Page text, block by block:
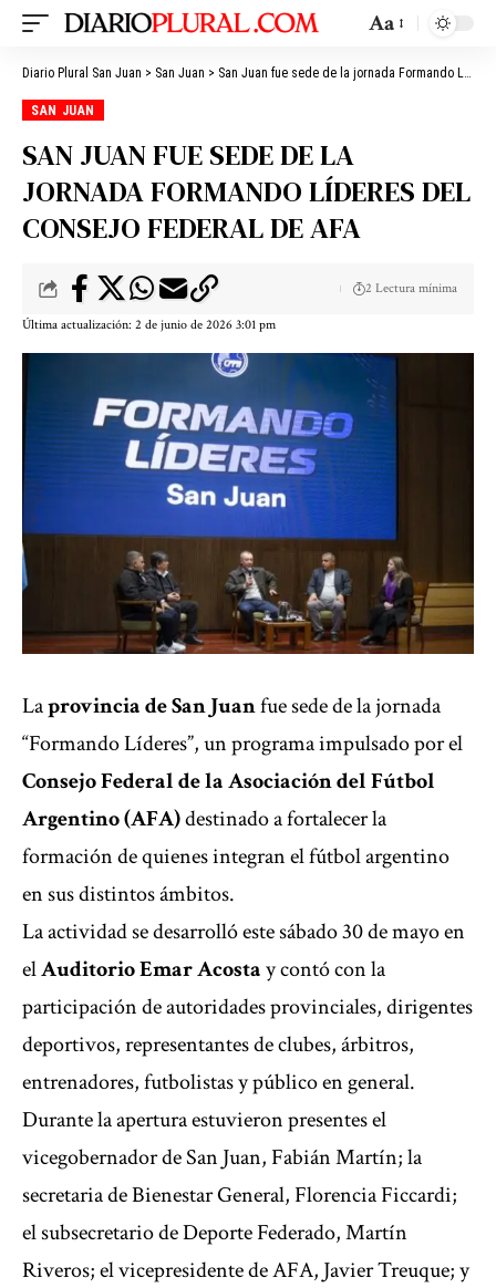
Aa
Diario Plural San Juan > San Juan > San Juan fue sede de la jornada Formando Líderes del Consejo Federal de AFA
SAN JUAN
SAN JUAN FUE SEDE DE LA
JORNADA FORMANDO LÍDERES DEL
CONSEJO FEDERAL DE AFA
Última actualización: 2 de junio de 2026 3:01 pm
2 Lectura mínima
Laprovincia de San Juanfue sede de la jornada
“Formando Líderes”, un programa impulsado por el
Consejo Federal de la Asociación del Fútbol
Argentino (AFA)destinado a fortalecer la
formación de quienes integran el fútbol argentino
en sus distintos ámbitos.
La actividad se desarrolló este sábado 30 de mayo en
elAuditorio Emar Acostay contó con la
participación de autoridades provinciales, dirigentes
deportivos, representantes de clubes, árbitros,
entrenadores, futbolistas y público en general.
Durante la apertura estuvieron presentes el
vicegobernador de San Juan, Fabián Martín; la
secretaria de Bienestar General, Florencia Ficcardi;
el subsecretario de Deporte Federado, Martín
Riveros; el vicepresidente de AFA, Javier Treuque; y